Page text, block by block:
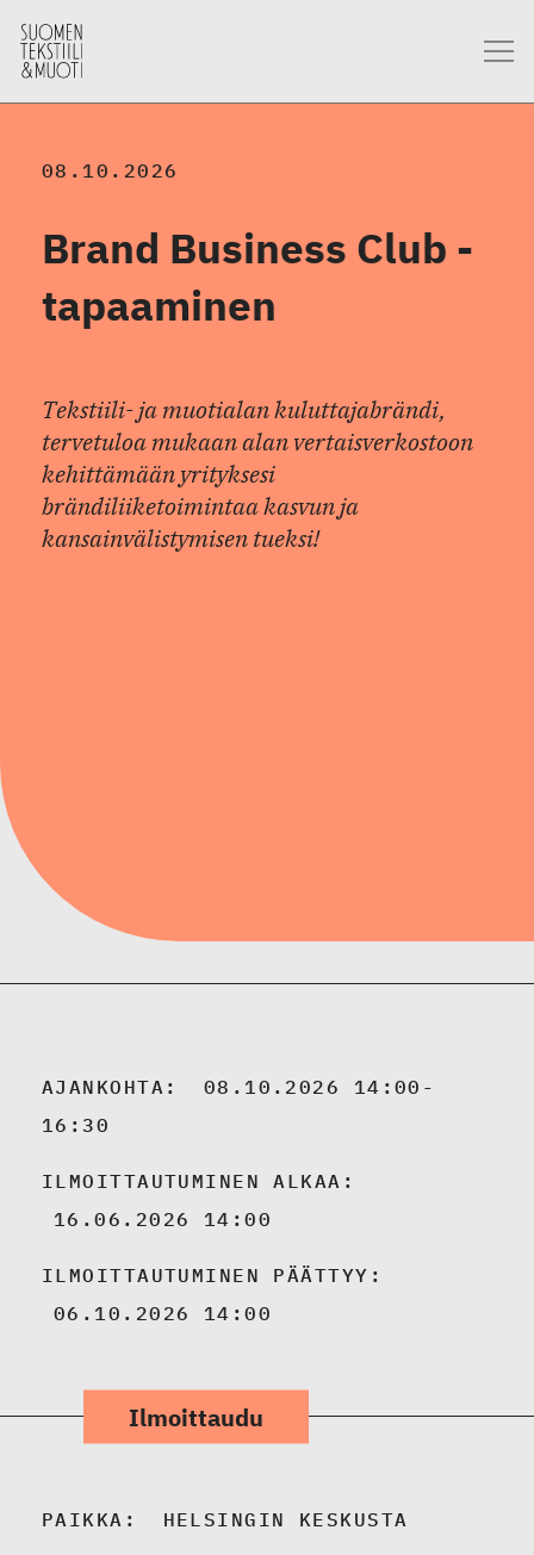
08.10.2026
Brand Business Club -
tapaaminen
Tekstiili- ja muotialan kuluttajabrändi,
tervetuloa mukaan alan vertaisverkostoon
kehittämään yrityksesi
brändiliiketoimintaa kasvun ja
kansainvälistymisen tueksi!
AJANKOHTA:
08.10.2026 14:00-
16:30
ILMOITTAUTUMINEN ALKAA:
16.06.2026 14:00
ILMOITTAUTUMINEN PÄÄTTYY:
06.10.2026 14:00
Ilmoittaudu
PAIKKA: HELSINGIN KESKUSTA